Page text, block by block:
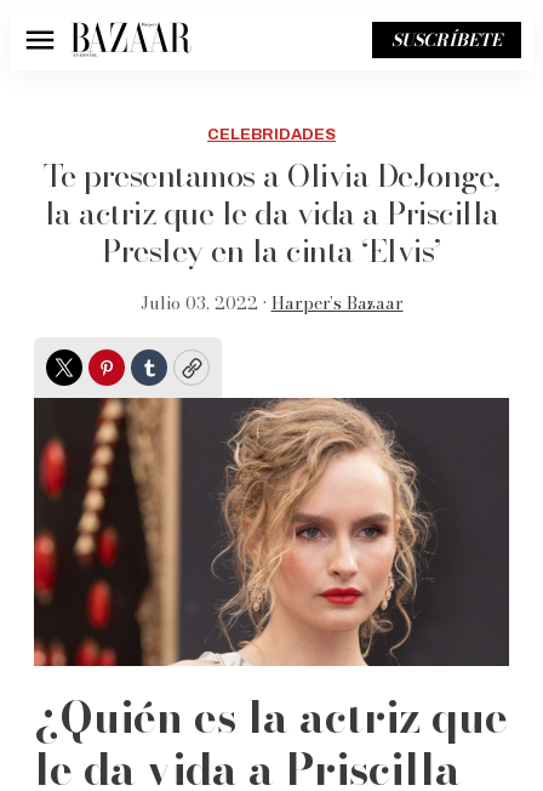
Menú SUSCRÍBETE
CELEBRIDADES
Te presentamos a Olivia DeJonge,
la actriz que le da vida a Priscilla
Presley en la cinta ‘Elvis’
Julio 03, 2022 • Harper’s Bazaar
TwitterPinterest
TumblrCopy
¿Quién es la actriz que
le da vida a Priscilla